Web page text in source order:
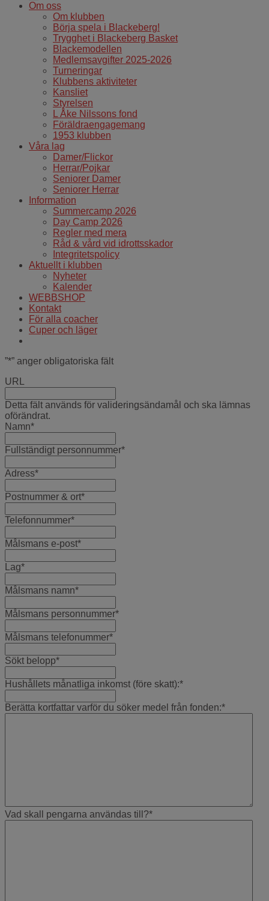
Om oss
Om klubben
Börja spela i Blackeberg!
Trygghet i Blackeberg Basket
Blackemodellen
Medlemsavgifter 2025-2026
Turneringar
Klubbens aktiviteter
Kansliet
Styrelsen
L Åke Nilssons fond
Föräldraengagemang
1953 klubben
Våra lag
Damer/Flickor
Herrar/Pojkar
Seniorer Damer
Seniorer Herrar
Information
Summercamp 2026
Day Camp 2026
Regler med mera
Råd & vård vid idrottsskador
Integritetspolicy
Aktuellt i klubben
Nyheter
Kalender
WEBBSHOP
Kontakt
För alla coacher
Cuper och läger
”*” anger obligatoriska fält
URL
Detta fält används för valideringsändamål och ska lämnas
oförändrat.
Namn*
Fullständigt personnummer*
Adress*
Postnummer & ort*
Telefonnummer*
Målsmans e-post*
Lag*
Målsmans namn*
Målsmans personnummer*
Målsmans telefonummer*
Sökt belopp*
Hushållets månatliga inkomst (före skatt):*
Berätta kortfattar varför du söker medel från fonden:*
Vad skall pengarna användas till?*